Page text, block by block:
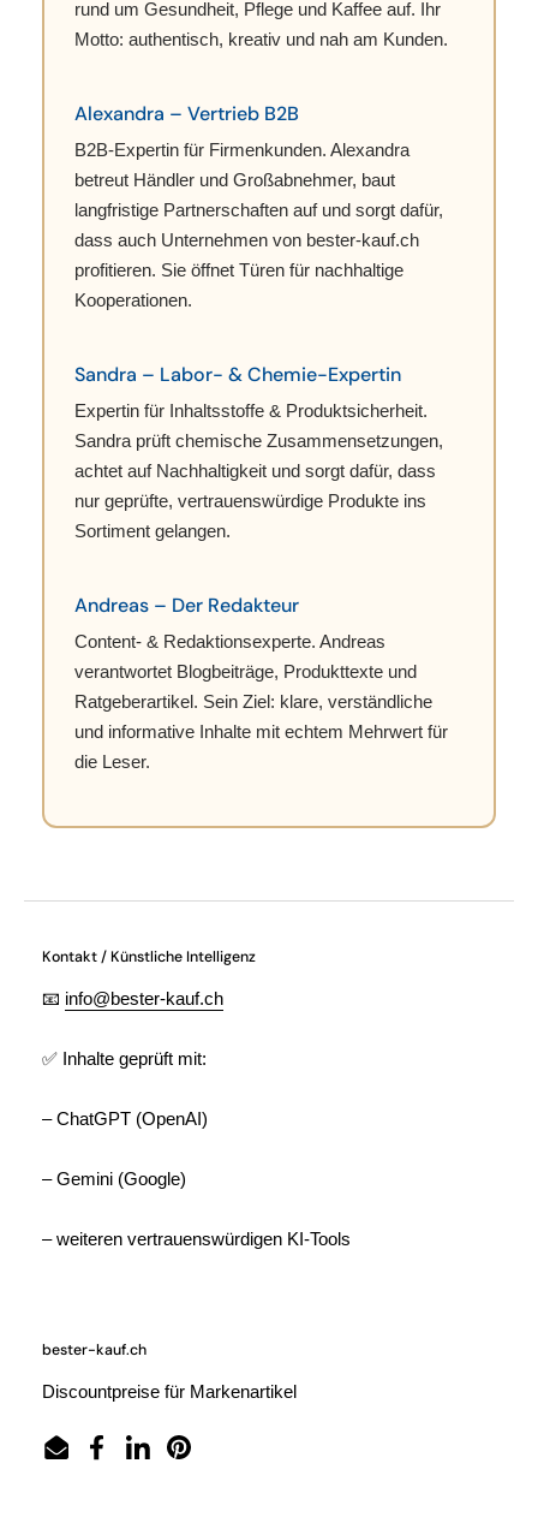
rund um Gesundheit, Pflege und Kaffee auf. Ihr
Motto: authentisch, kreativ und nah am Kunden.
Alexandra – Vertrieb B2B
B2B-Expertin für Firmenkunden. Alexandra
betreut Händler und Großabnehmer, baut
langfristige Partnerschaften auf und sorgt dafür,
dass auch Unternehmen von bester-kauf.ch
profitieren. Sie öffnet Türen für nachhaltige
Kooperationen.
Sandra – Labor- & Chemie-Expertin
Expertin für Inhaltsstoffe & Produktsicherheit.
Sandra prüft chemische Zusammensetzungen,
achtet auf Nachhaltigkeit und sorgt dafür, dass
nur geprüfte, vertrauenswürdige Produkte ins
Sortiment gelangen.
Andreas – Der Redakteur
Content- & Redaktionsexperte. Andreas
verantwortet Blogbeiträge, Produkttexte und
Ratgeberartikel. Sein Ziel: klare, verständliche
und informative Inhalte mit echtem Mehrwert für
die Leser.
Kontakt / Künstliche Intelligenz
📧 info@bester-kauf.ch
✅ Inhalte geprüft mit:
– ChatGPT (OpenAI)
– Gemini (Google)
– weiteren vertrauenswürdigen KI-Tools
bester-kauf.ch
Discountpreise für Markenartikel
EmailFacebook
LinkedInPinterest